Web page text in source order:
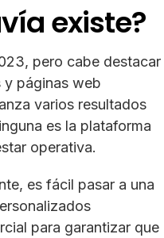
existe?
pero cabe destacar
y páginas web
varios resultados
es la plataforma
operativa.
es fácil pasar a una
para garantizar que